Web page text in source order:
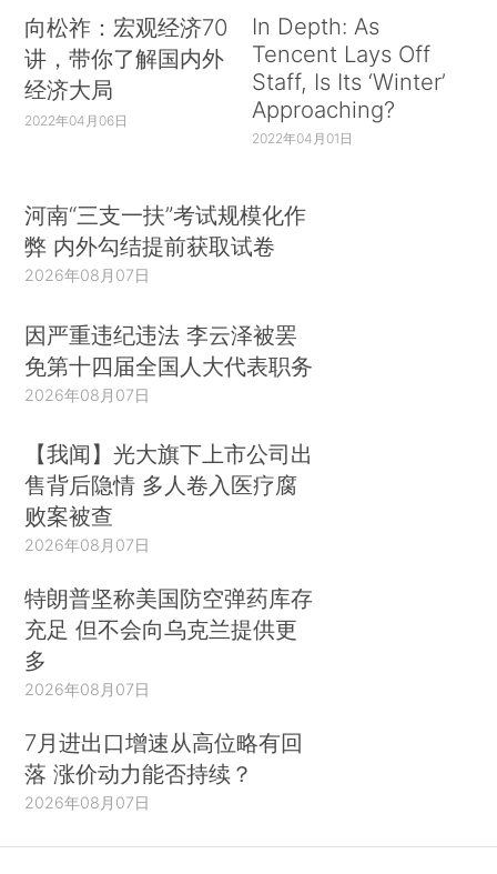
向松祚：宏观经济70
讲，带你了解国内外
经济大局
2022年04月06日
In Depth: As
Tencent Lays Off
Staff, Is Its ‘Winter’
Approaching?
2022年04月01日
河南“三支一扶”考试规模化作
弊 内外勾结提前获取试卷
2026年08月07日
因严重违纪违法 李云泽被罢
免第十四届全国人大代表职务
2026年08月07日
【我闻】光大旗下上市公司出
售背后隐情 多人卷入医疗腐
败案被查
2026年08月07日
特朗普坚称美国防空弹药库存
充足 但不会向乌克兰提供更
多
2026年08月07日
7月进出口增速从高位略有回
落 涨价动力能否持续？
2026年08月07日